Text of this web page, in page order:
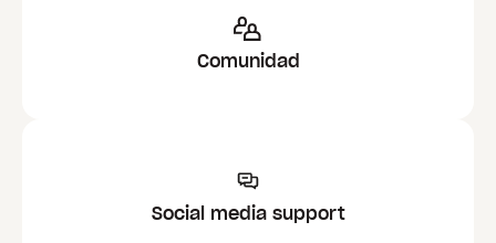
Comunidad
Social media support